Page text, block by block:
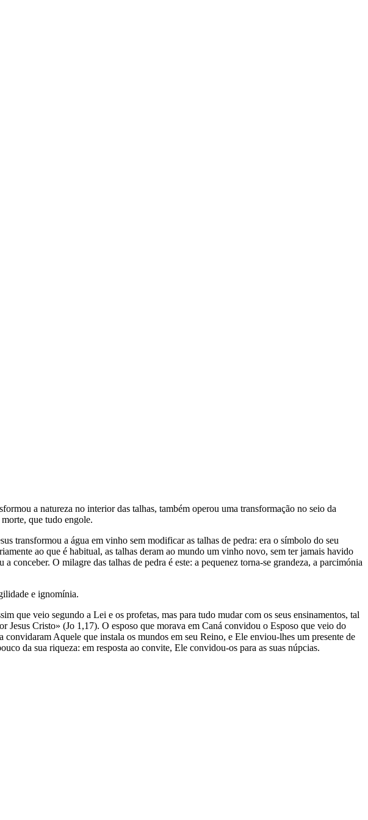
a natureza no interior das talhas, também operou uma transformação no seio da
que tudo engole.
transformou a água em vinho sem modificar as talhas de pedra: era o símbolo do seu
ao que é habitual, as talhas deram ao mundo um vinho novo, sem ter jamais havido
O milagre das talhas de pedra é este: a pequenez torna-se grandeza, a parcimónia
e ignomínia.
que veio segundo a Lei e os profetas, mas para tudo mudar com os seus ensinamentos, tal
Cristo» (Jo 1,17). O esposo que morava em Caná convidou o Esposo que veio do
convidaram Aquele que instala os mundos em seu Reino, e Ele enviou-lhes um presente de
da sua riqueza: em resposta ao convite, Ele convidou-os para as suas núpcias.